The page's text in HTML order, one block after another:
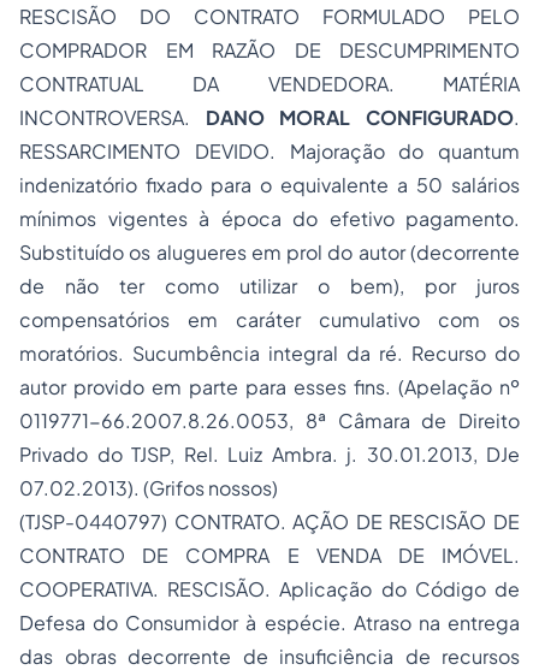
RESCISÃO DO CONTRATO FORMULADO PELO
COMPRADOR EM RAZÃO DE DESCUMPRIMENTO
CONTRATUAL DA VENDEDORA. MATÉRIA
INCONTROVERSA. DANO MORAL CONFIGURADO.
RESSARCIMENTO DEVIDO. Majoração do quantum
indenizatório fixado para o equivalente a 50 salários
mínimos vigentes à época do efetivo pagamento.
Substituído os alugueres em prol do autor (decorrente
de não ter como utilizar o bem), por juros
compensatórios em caráter cumulativo com os
moratórios. Sucumbência integral da ré. Recurso do
autor provido em parte para esses fins. (Apelação nº
0119771-66.2007.8.26.0053, 8ª Câmara de Direito
Privado do TJSP, Rel. Luiz Ambra. j. 30.01.2013, DJe
07.02.2013). (Grifos nossos)
(TJSP-0440797) CONTRATO. AÇÃO DE RESCISÃO DE
CONTRATO DE COMPRA E VENDA DE IMÓVEL.
COOPERATIVA. RESCISÃO. Aplicação do Código de
Defesa do Consumidor à espécie. Atraso na entrega
das obras decorrente de insuficiência de recursos